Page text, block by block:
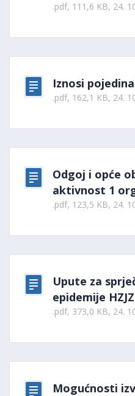
.pdf, 111,6 KB, 24.
Iznosi
.pdf, 162,1 KB, 24.
Odgoj i opće
aktivnost 1
.pdf, 123,5 KB, 24.
Upute za
epidemije
.pdf, 373,0 KB, 24.
Mogućnosti